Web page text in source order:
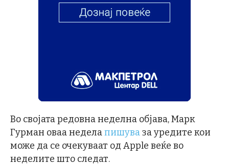
Во својата редовна неделна објава, Марк
Гурман оваа неделапишуваза уредите кои
може да се очекуваат од Apple веќе во
неделите што следат.